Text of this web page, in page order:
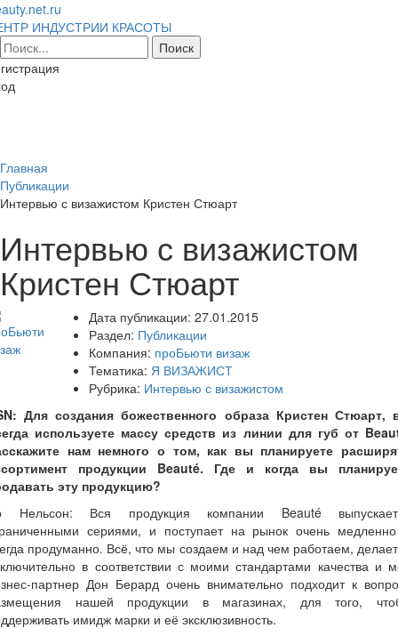
ИНДУСТРИИ КРАСОТЫ
Главная
Публикации
Интервью с визажистом Кристен Стюарт
Интервью с визажистом
Кристен Стюарт
Дата публикации: 27.01.2015
Раздел: Публикации
Компания: проБьюти визаж
Тематика: Я ВИЗАЖИСТ
Рубрика: Интервью с визажистом
Для создания божественного образа Кристен Стюарт,
используете массу средств из линии для губ от
нам немного о том, как вы планируете
продукции Beauté. Где и когда вы
эту продукцию?
Нельсон: Вся продукция компании Beauté
сериями, и поступает на рынок очень
продуманно. Всё, что мы создаем и над чем работаем,
в соответствии с моими стандартами качества и
партнер Дон Берард очень внимательно подходит к
нашей продукции в магазинах, для того,
имидж марки и её эксклюзивность.